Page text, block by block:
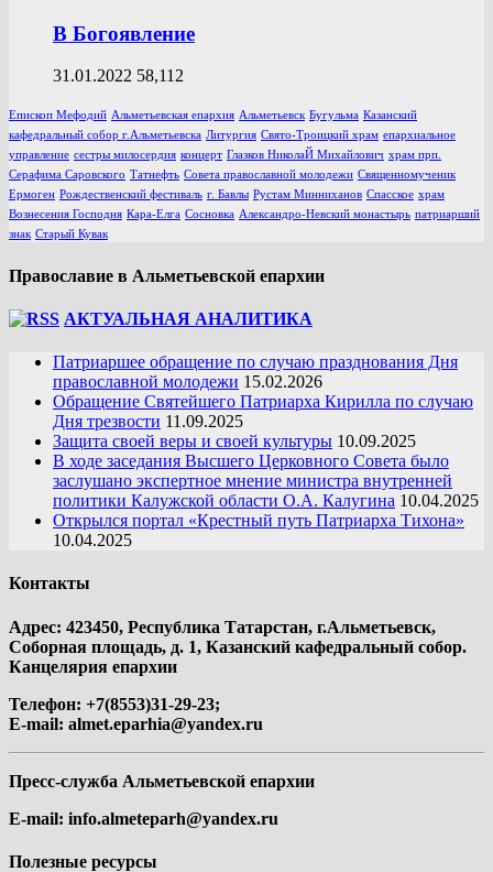
В Богоявление
31.01.2022 58,112
Епископ Мефодий Альметьевская епархия Альметьевск Бугульма Казанский
кафедральный собор г.Альметьевска Литургия Свято-Троицкий храм епархиальное
управление сестры милосердия концерт Глазков НиколаЙ Михайлович храм прп.
Серафима Саровского Татнефть Совета православной молодежи Священномученик
Ермоген Рождественский фестиваль г. Бавлы Рустам Минниханов Спасское храм
Вознесения Господня Кара-Елга Сосновка Александро-Невский монастырь патриарший
знак Старый Кувак
Православие в Альметьевской епархии
АКТУАЛЬНАЯ АНАЛИТИКА
Патриаршее обращение по случаю празднования Дня
православной молодежи 15.02.2026
Обращение Святейшего Патриарха Кирилла по случаю
Дня трезвости 11.09.2025
Защита своей веры и своей культуры 10.09.2025
В ходе заседания Высшего Церковного Совета было
заслушано экспертное мнение министра внутренней
политики Калужской области О.А. Калугина 10.04.2025
Открылся портал «Крестный путь Патриарха Тихона»
10.04.2025
Контакты
Адрес: 423450, Республика Татарстан, г.Альметьевск,
Соборная площадь, д. 1, Казанский кафедральный собор.
Канцелярия епархии
Телефон: +7(8553)31-29-23;
E-mail: almet.eparhia@yandex.ru
Пресс-служба Альметьевской епархии
E-mail: info.almeteparh@yandex.ru
Полезные ресурсы